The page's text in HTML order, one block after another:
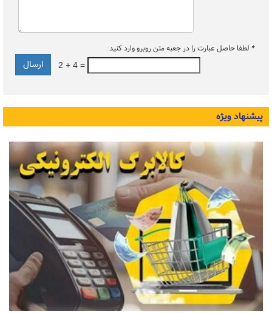
* لطفا حاصل عبارت را در جعبه متن روبرو وارد کنید
2 + 4 =
پیشنهاد ویژه